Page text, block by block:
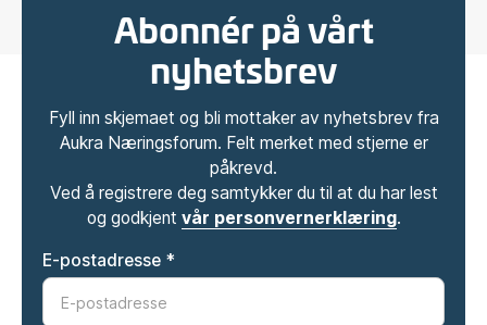
Abonnér på vårt
nyhetsbrev
Fyll inn skjemaet og bli mottaker av nyhetsbrev fra
Aukra Næringsforum. Felt merket med stjerne er
påkrevd.
Ved å registrere deg samtykker du til at du har lest
og godkjent vår personvernerklæring.
E-postadresse *